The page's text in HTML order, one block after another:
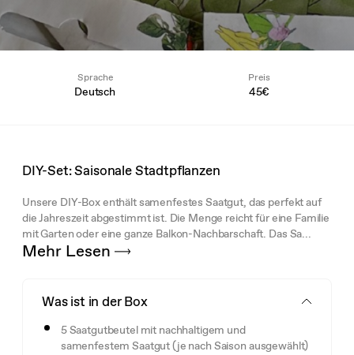
Sprache
Deutsch
Preis
45€
DIY-Set: Saisonale Stadtpflanzen
Unsere DIY-Box enthält samenfestes Saatgut, das perfekt auf
die Jahreszeit abgestimmt ist. Die Menge reicht für eine Familie
mit Garten oder eine ganze Balkon-Nachbarschaft. Das Sa...
Mehr Lesen
Was ist in der Box
5 Saatgutbeutel mit nachhaltigem und
samenfestem Saatgut (je nach Saison ausgewählt)